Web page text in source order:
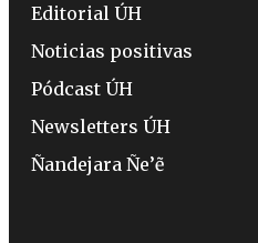
Editorial ÚH
Noticias positivas
Pódcast ÚH
Newsletters ÚH
Ñandejara Ñe’ẽ